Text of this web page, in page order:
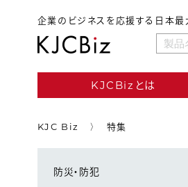
企業のビジネスを応援する日本最
KJCBizとは
KJC Biz 特集
防災・防犯